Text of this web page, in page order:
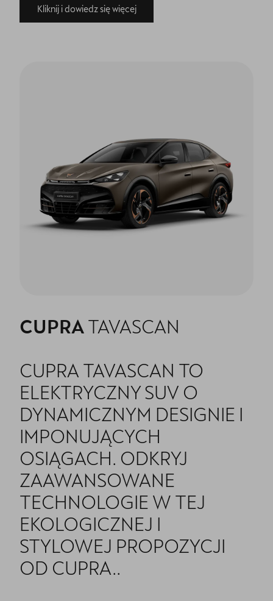
Kliknij i dowiedz się więcej
CUPRA TAVASCAN
CUPRA TAVASCAN TO
ELEKTRYCZNY SUV O
DYNAMICZNYM DESIGNIE I
IMPONUJĄCYCH
OSIĄGACH. ODKRYJ
ZAAWANSOWANE
TECHNOLOGIE W TEJ
EKOLOGICZNEJ I
STYLOWEJ PROPOZYCJI
OD CUPRA..